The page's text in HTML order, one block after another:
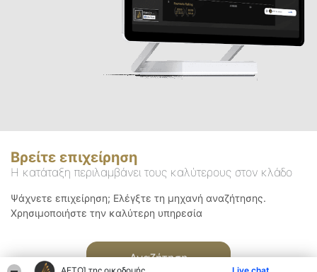
Βρείτε επιχείρηση
Η κατάταξη περιλαμβάνει τους καλύτερους στον κλάδο
Ψάχνετε επιχείρηση; Ελέγξτε τη μηχανή αναζήτησης.
Χρησιμοποιήστε την καλύτερη υπηρεσία
Αναζήτηση